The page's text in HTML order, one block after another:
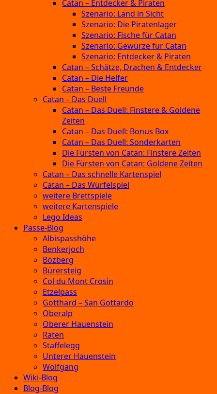
Catan – Entdecker & Piraten
Szenario: Land in Sicht
Szenario: Die Piratenlager
Szenario: Fische für Catan
Szenario: Gewürze für Catan
Szenario: Entdecker & Piraten
Catan – Schätze, Drachen & Entdecker
Catan – Die Helfer
Catan – Beste Freunde
Catan – Das Duell
Catan – Das Duell: Finstere & Goldene
Zeiten
Catan – Das Duell: Bonus Box
Catan – Das Duell: Sonderkarten
Die Fürsten von Catan: Finstere Zeiten
Die Fürsten von Catan: Goldene Zeiten
Catan – Das schnelle Kartenspiel
Catan – Das Würfelspiel
weitere Brettspiele
weitere Kartenspiele
Lego Ideas
Pässe-Blog
Albispasshöhe
Benkerjoch
Bözberg
Bürersteig
Col du Mont Crosin
Etzelpass
Gotthard – San Gottardo
Oberalp
Oberer Hauenstein
Raten
Staffelegg
Unterer Hauenstein
Wolfgang
Wiki-Blog
Blog-Blog